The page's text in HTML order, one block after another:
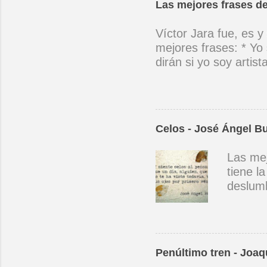
Las mejores frases
Víctor Jara fue, es y
mejores frases: *
dirán si yo soy
por cantar ni por
el niño envejece sin
amargos los días, si
cantara, le cantara
mano con mano,
Celos - José Ángel
Las
tiene
Penúltimo tren -